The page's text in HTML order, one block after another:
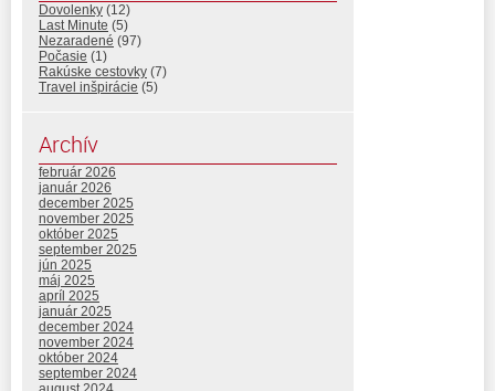
Dovolenky (12)
Last Minute (5)
Nezaradené (97)
Počasie (1)
Rakúske cestovky (7)
Travel inšpirácie (5)
Archív
február 2026
január 2026
december 2025
november 2025
október 2025
september 2025
jún 2025
máj 2025
apríl 2025
január 2025
december 2024
november 2024
október 2024
september 2024